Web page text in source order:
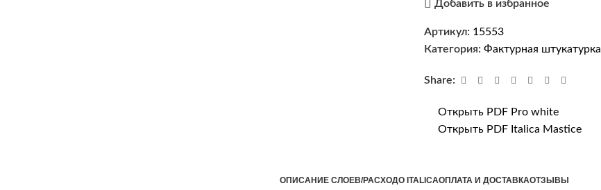
Добавить в избранное
Артикул: 15553
Категория: Фактурная штукатурка
Share:
Открыть PDF Pro white
Открыть PDF Italica Mastice
ОПИСАНИЕ СЛОЕВ/РАСХОДО ITALICAОПЛАТА И ДОСТАВКАОТЗЫВЫ